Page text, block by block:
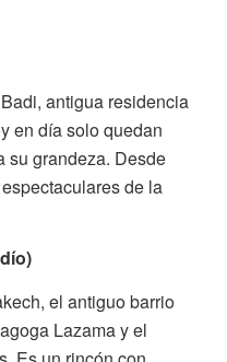
antigua residencia
en día solo quedan
su grandeza. Desde
de la
el antiguo barrio
Lazama y el